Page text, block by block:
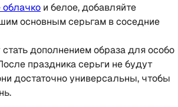
облачко и белое, добавляйте
основным серьгам в соседние
дополнением образа для особо
праздника серьги не будут
достаточно универсальны, чтобы